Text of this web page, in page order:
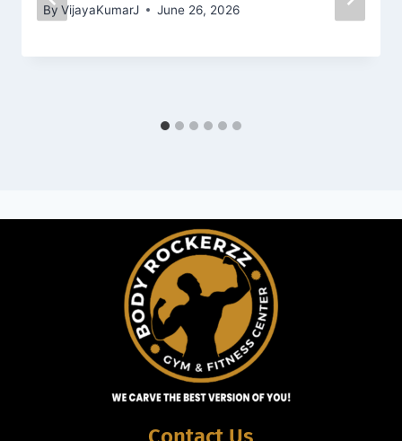
By VijayaKumarJ June 26, 2026